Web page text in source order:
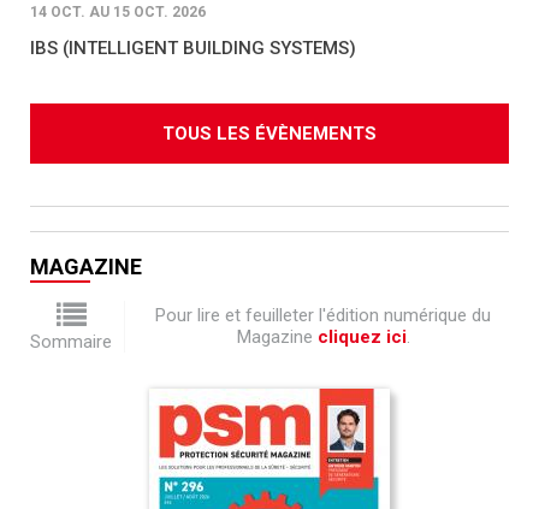
14 OCT. AU 15 OCT. 2026
IBS (INTELLIGENT BUILDING SYSTEMS)
TOUS LES ÉVÈNEMENTS
MAGAZINE
Sommaire
Pour lire et feuilleter l'édition numérique du
Magazine cliquez ici.